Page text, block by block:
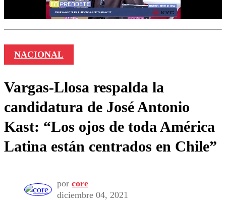
NACIONAL
Vargas-Llosa respalda la
candidatura de José Antonio
Kast: “Los ojos de toda América
Latina están centrados en Chile”
por core
diciembre 04, 2021